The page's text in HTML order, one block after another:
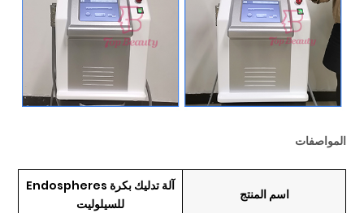
المواصفات
اسم المنتج
آلة تدليك بكرة Endospheres
للسيلوليت